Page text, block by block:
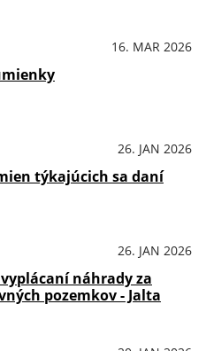
16. MAR 2026
26. JAN 2026
týkajúcich sa daní
26. JAN 2026
náhrady za
pozemkov - Jalta